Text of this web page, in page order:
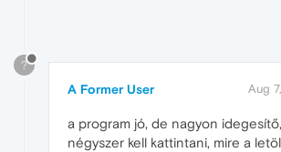
?
A Former User Aug
a program jó, de nagyon
négyszer kell kattintani, mire a